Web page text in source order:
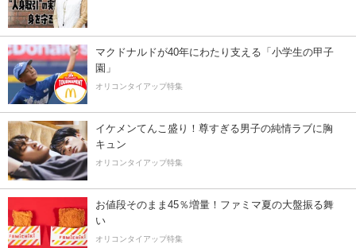
マクドナルドが40年にわたり支える「小学生の甲子
園」
オリコンタイアップ特集
イケメンてんこ盛り！尊すぎる男子の純情ラブに胸
キュン
オリコンタイアップ特集
お値段そのまま45％増量！ファミマ夏の大盤振る舞
い
オリコンタイアップ特集